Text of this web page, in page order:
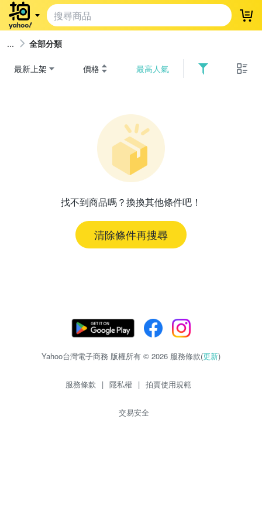
登
全部分類
最新上架 價格 最高人氣
找不到商品嗎？換換其他條件吧！
清除條件再搜尋
Yahoo台灣電子商務 版權所有 © 2026 服務條款(更新)
服務條款 | 隱私權 | 拍賣使用規範
交易安全